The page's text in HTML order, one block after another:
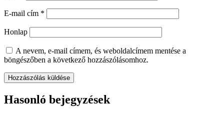
E-mail cím *
Honlap
A nevem, e-mail címem, és weboldalcímem mentése a
böngészőben a következő hozzászólásomhoz.
Hasonló bejegyzések